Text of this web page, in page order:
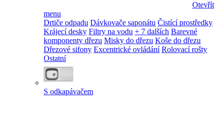
Otevřít
menu
Drtiče odpadu Dávkovače saponátu Čistící prostředky
Krájecí desky Filtry na vodu + 7 dalších Barevné
komponenty dřezu Misky do dřezu Koše do dřezu
Dřezové sifony Excentrické ovládání Rolovací rošty
Ostatní
S odkapávačem